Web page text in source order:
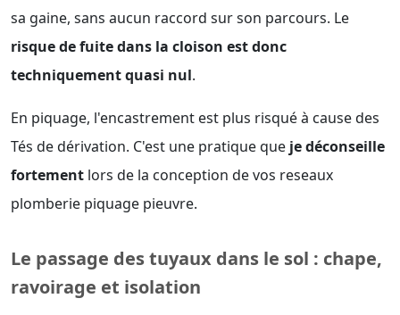
sa gaine, sans aucun raccord sur son parcours. Le
risque de fuite dans la cloison est donc
techniquement quasi nul.
En piquage, l'encastrement est plus risqué à cause des
Tés de dérivation. C'est une pratique que je déconseille
fortement lors de la conception de vos reseaux
plomberie piquage pieuvre.
Le passage des tuyaux dans le sol : chape,
ravoirage et isolation